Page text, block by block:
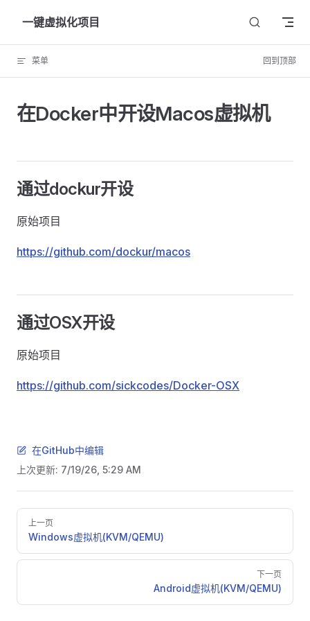
Skip to content
一键虚拟化项目
菜单 回到顶部
在Docker中开设Macos虚拟机
通过dockur开设
原始项目
https://github.com/dockur/macos
通过OSX开设
原始项目
https://github.com/sickcodes/Docker-OSX
在GitHub中编辑
上次更新: 7/19/26, 5:29 AM
Pager
上一页
Windows虚拟机(KVM/QEMU)
下一页
Android虚拟机(KVM/QEMU)